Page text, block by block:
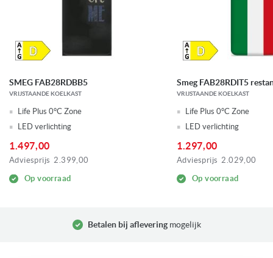
SMEG FAB28RDBB5
VRIJSTAANDE KOELKAST
Life Plus 0°C Zone
LED verlichting
1.497,00
Adviesprijs 2.399,00
Op voorraad
Smeg FAB28RDIT5
VRIJSTAANDE KOELKAST
Life Plus 0°C Zone
LED verlichting
1.297,00
Adviesprijs 2.029,00
Op voorraad
Betalen bij aflevering mogelijk